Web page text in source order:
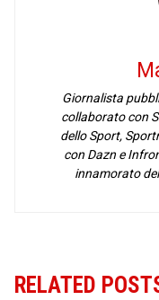
Giornalista
collaborato con
dello Sport,
con Dazn e
innamorato
RELATED